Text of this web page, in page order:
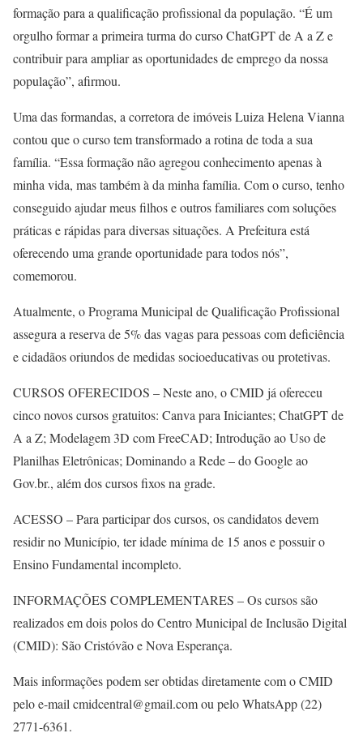
formação para a qualificação profissional da população. “É um
orgulho formar a primeira turma do curso ChatGPT de A a Z e
contribuir para ampliar as oportunidades de emprego da nossa
população”, afirmou.
Uma das formandas, a corretora de imóveis Luiza Helena Vianna
contou que o curso tem transformado a rotina de toda a sua
família. “Essa formação não agregou conhecimento apenas à
minha vida, mas também à da minha família. Com o curso, tenho
conseguido ajudar meus filhos e outros familiares com soluções
práticas e rápidas para diversas situações. A Prefeitura está
oferecendo uma grande oportunidade para todos nós”,
comemorou.
Atualmente, o Programa Municipal de Qualificação Profissional
assegura a reserva de 5% das vagas para pessoas com deficiência
e cidadãos oriundos de medidas socioeducativas ou protetivas.
CURSOS OFERECIDOS – Neste ano, o CMID já ofereceu
cinco novos cursos gratuitos: Canva para Iniciantes; ChatGPT de
A a Z; Modelagem 3D com FreeCAD; Introdução ao Uso de
Planilhas Eletrônicas; Dominando a Rede – do Google ao
Gov.br., além dos cursos fixos na grade.
ACESSO – Para participar dos cursos, os candidatos devem
residir no Município, ter idade mínima de 15 anos e possuir o
Ensino Fundamental incompleto.
INFORMAÇÕES COMPLEMENTARES – Os cursos são
realizados em dois polos do Centro Municipal de Inclusão Digital
(CMID): São Cristóvão e Nova Esperança.
Mais informações podem ser obtidas diretamente com o CMID
pelo e-mail cmidcentral@gmail.com ou pelo WhatsApp (22)
2771-6361.